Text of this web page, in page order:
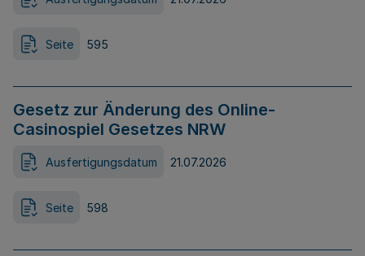
Seite 595
Gesetz zur Änderung des Online-
Casinospiel Gesetzes NRW
Ausfertigungsdatum 21.07.2026
Seite 598